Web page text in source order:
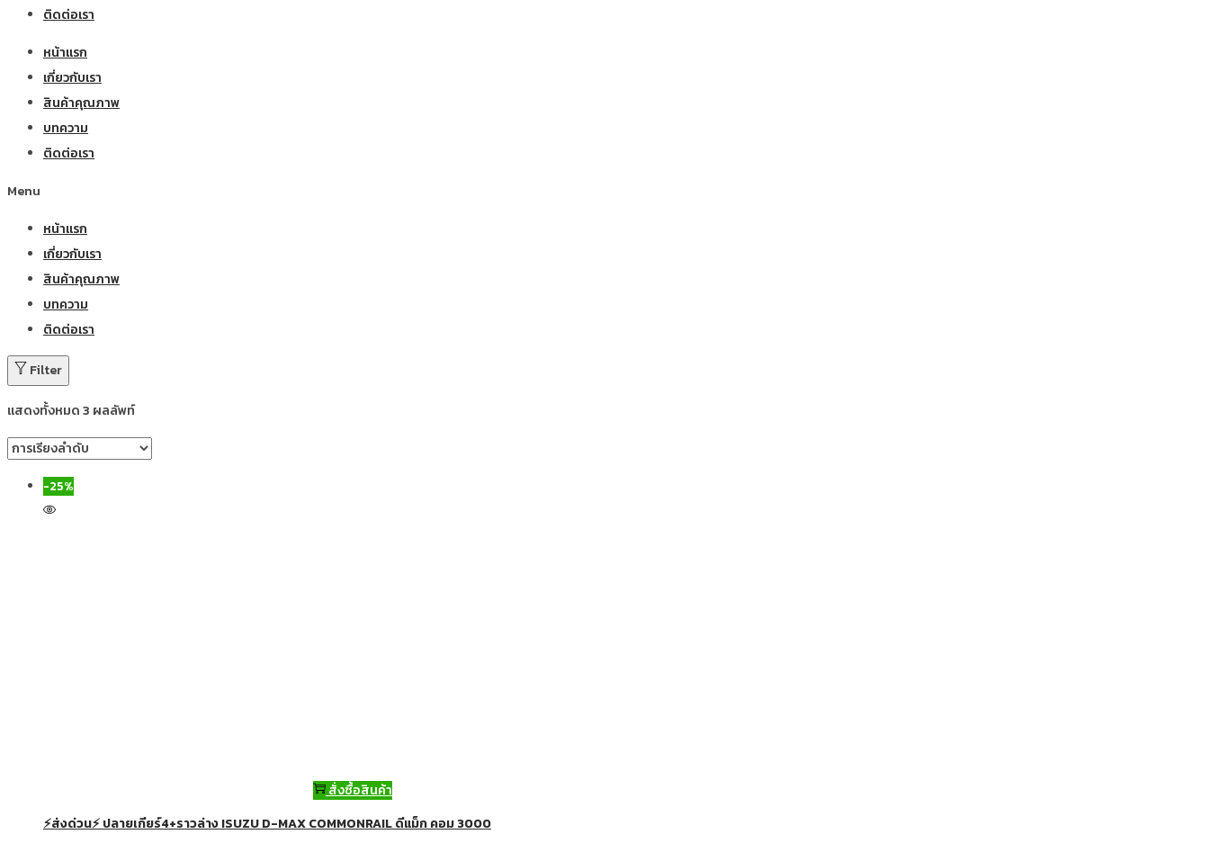
ติดต่อเรา
หน้าแรก
เกี่ยวกับเรา
สินค้าคุณภาพ
บทความ
ติดต่อเรา
Menu
หน้าแรก
เกี่ยวกับเรา
สินค้าคุณภาพ
บทความ
ติดต่อเรา
Filter
แสดงทั้งหมด 3 ผลลัพท์
-25%
สั่งซื้อสินค้า
⚡ส่งด่วน⚡ ปลายเกียร์4+ราวล่าง ISUZU D-MAX COMMONRAIL ดีแม็ก คอม 3000